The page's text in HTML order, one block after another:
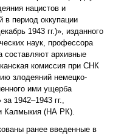
нацистов и
в период оккупации
1943 гг.)», изданного
наук, профессора
составляют архивные
комиссия при СНК
злодеяний немецко-
ими ущерба
1942–1943 гг.,
Калмыкия (НА РК).
ранее введенные в